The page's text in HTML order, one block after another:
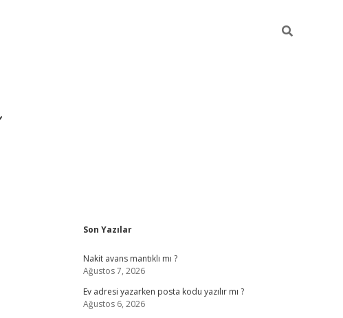
Sidebar
Son Yazılar
Nakit avans mantıklı mı ?
Ağustos 7, 2026
Ev adresi yazarken posta kodu yazılır mı ?
Ağustos 6, 2026